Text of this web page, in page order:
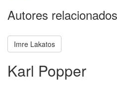
Autores relacionados
Imre Lakatos
Karl Popper